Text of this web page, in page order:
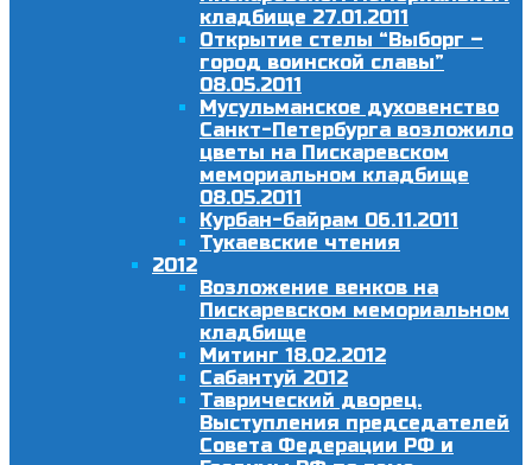
кладбище 27.01.2011
Открытие стелы “Выборг –
город воинской славы”
08.05.2011
Мусульманское духовенство
Санкт-Петербурга возложило
цветы на Пискаревском
мемориальном кладбище
08.05.2011
Курбан-байрам 06.11.2011
Тукаевские чтения
2012
Возложение венков на
Пискаревском мемориальном
кладбище
Митинг 18.02.2012
Сабантуй 2012
Таврический дворец.
Выступления председателей
Совета Федерации РФ и